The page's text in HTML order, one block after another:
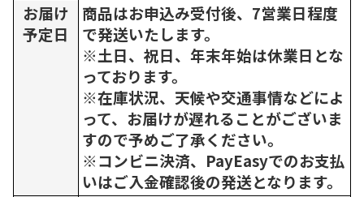
お届け
予定日
商品はお申込み受付後、7営業日程度
で発送いたします。
※土日、祝日、年末年始は休業日とな
っております。
※在庫状況、天候や交通事情などによ
って、お届けが遅れることがございま
すので予めご了承ください。
※コンビニ決済、PayEasyでのお支払
いはご入金確認後の発送となります。